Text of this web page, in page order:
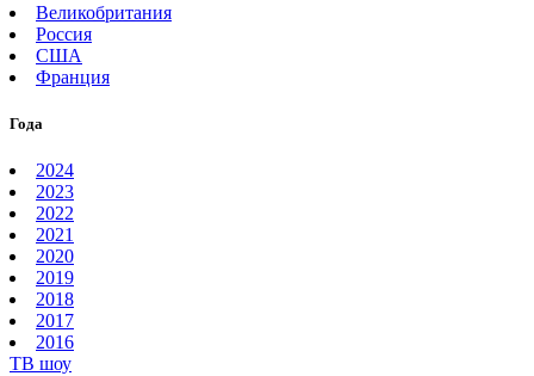
Великобритания
Россия
США
Франция
Года
2024
2023
2022
2021
2020
2019
2018
2017
2016
ТВ шоу